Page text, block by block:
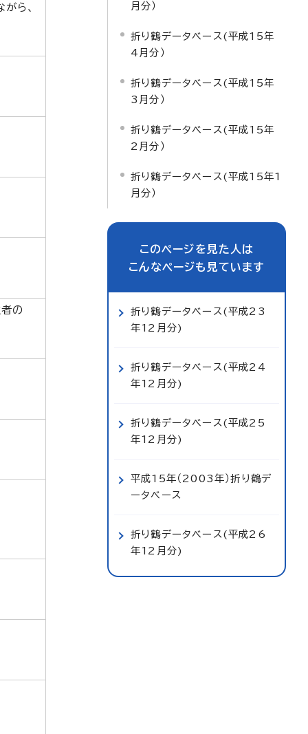
ら、
の
月分）
折り鶴データベース(平成15年
4月分）
折り鶴データベース(平成15年
3月分）
折り鶴データベース(平成15年
2月分）
折り鶴データベース(平成15年1
月分）
このページを見た人は
こんなページも見ています
折り鶴データベース(平成23
年12月分)
折り鶴データベース(平成24
年12月分)
折り鶴データベース(平成25
年12月分)
平成15年（2003年）折り鶴デ
ータベース
折り鶴データベース(平成26
年12月分)